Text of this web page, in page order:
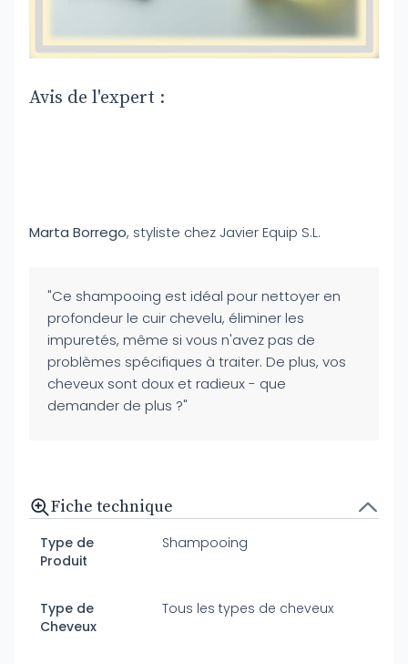
Avis de l'expert :
Marta Borrego, styliste chez Javier Equip S.L.
"Ce shampooing est idéal pour nettoyer en
profondeur le cuir chevelu, éliminer les
impuretés, même si vous n'avez pas de
problèmes spécifiques à traiter. De plus, vos
cheveux sont doux et radieux - que
demander de plus ?"
Fiche technique
Type de
Produit
Shampooing
Type de
Cheveux
Tous les types de cheveux